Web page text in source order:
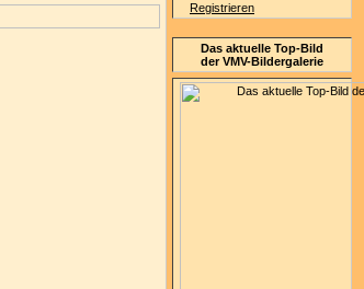
Registrieren
Das aktuelle Top-Bild
der VMV-Bildergalerie